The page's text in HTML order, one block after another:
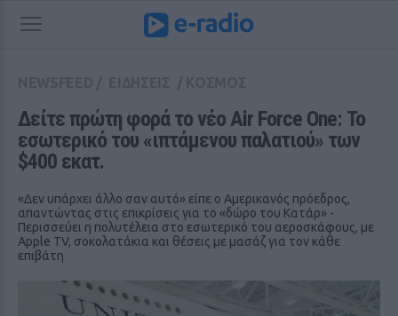
Δείτε πρώτη φορά το νέο Air Force One: Το
εσωτερικό του «ιπτάμενου παλατιού» των
$400 εκατ.
«Δεν υπάρχει άλλο σαν αυτό» είπε ο Αμερικανός πρόεδρος,
απαντώντας στις επικρίσεις για το «δώρο του Κατάρ» -
Περισσεύει η πολυτέλεια στο εσωτερικό του αεροσκάφους, με
Apple TV, σοκολατάκια και θέσεις με μασάζ για τον κάθε
επιβάτη